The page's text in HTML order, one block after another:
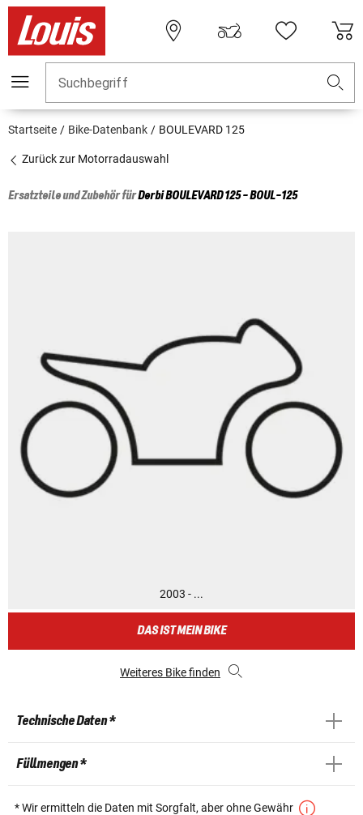
Suchbegriff
Startseite Bike-Datenbank BOULEVARD 125
Zurück zur Motorradauswahl
Ersatzteile und Zubehör fürDerbiBOULEVARD 125 - BOUL-125
2003 - ...
DAS IST MEIN BIKE
Weiteres Bike finden
Technische Daten *
Füllmengen *
* Wir ermitteln die Daten mit Sorgfalt, aber ohne Gewähr